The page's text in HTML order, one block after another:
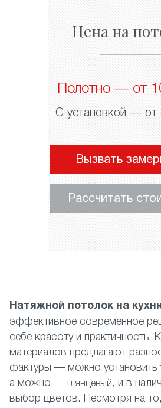
Цена на
Полотно — от
С установкой —
Вызвать
Рассчитать
Н атяжной потолок на
эффективное современное
себе красоту и практичность.
материалов предлагают
фактуры — можно установить
а можно — глянцевый , и в
выбор цветов. Несмотря на